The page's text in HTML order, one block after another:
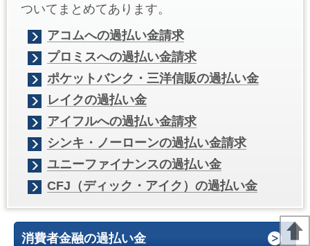
ついてまとめてあります。
アコムへの過払い金請求
プロミスへの過払い金請求
ポケットバンク・三洋信販の過払い金
レイクの過払い金
アイフルへの過払い金請求
シンキ・ノーローンの過払い金請求
ユニーファイナンスの過払い金
CFJ（ディック・アイク）の過払い金
消費者金融の過払い金